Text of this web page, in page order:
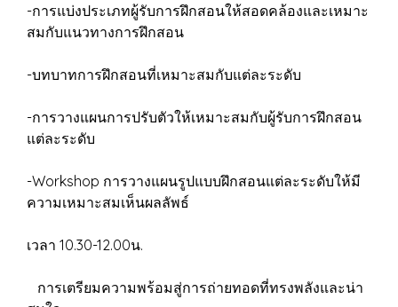
-การแบ่งประเภทผู้รับการฝึกสอนให้สอดคล้องและเหมาะ
สมกับแนวทางการฝึกสอน
-บทบาทการฝึกสอนที่เหมาะสมกับแต่ละระดับ
-การวางแผนการปรับตัวให้เหมาะสมกับผู้รับการฝึกสอน
แต่ละระดับ
-Workshop การวางแผนรูปแบบฝึกสอนแต่ละระดับให้มี
ความเหมาะสมเห็นผลลัพธ์
เวลา 10.30-12.00น.
การเตรียมความพร้อมสู่การถ่ายทอดที่ทรงพลังและน่า